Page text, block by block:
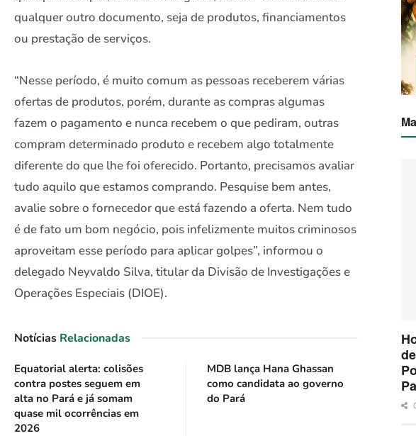
qualquer outro documento, seja de produtos, financiamentos
ou prestação de serviços.
“Nesse período, é muito comum as pessoas receberem várias
ofertas de produtos, porém, durante as compras algumas
fazem o pagamento e nunca recebem o que pediram, outras
compram determinado produto e recebem algo totalmente
diferente do que lhe foi oferecido. Portanto, precisamos avaliar
tudo aquilo que estamos comprando. Pesquise bem antes,
avalie sobre o fornecedor que está fazendo a oferta. Nem tudo
é de fato um bom negócio, pois infelizmente muitos criminosos
aproveitam esse período para aplicar golpes”, informou o
delegado Neyvaldo Silva, titular da Divisão de Investigações e
Operações Especiais (DIOE).
Notícias Relacionadas
Equatorial alerta: colisões
contra postes seguem em
alta no Pará e já somam
quase mil ocorrências em
2026
MDB lança Hana Ghassan
como candidata ao governo
do Pará